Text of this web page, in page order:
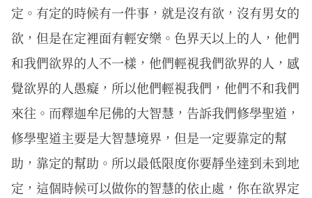
定。有定的時候有一件事，就是沒有欲，沒有男女的
欲，但是在定裡面有輕安樂。色界天以上的人，他們
和我們欲界的人不一樣，他們輕視我們欲界的人，感
覺欲界的人愚癡，所以他們輕視我們，他們不和我們
來往。而釋迦牟尼佛的大智慧，告訴我們修學聖道，
修學聖道主要是大智慧境界，但是一定要靠定的幫
助，靠定的幫助。所以最低限度你要靜坐達到未到地
定，這個時候可以做你的智慧的依止處，你在欲界定